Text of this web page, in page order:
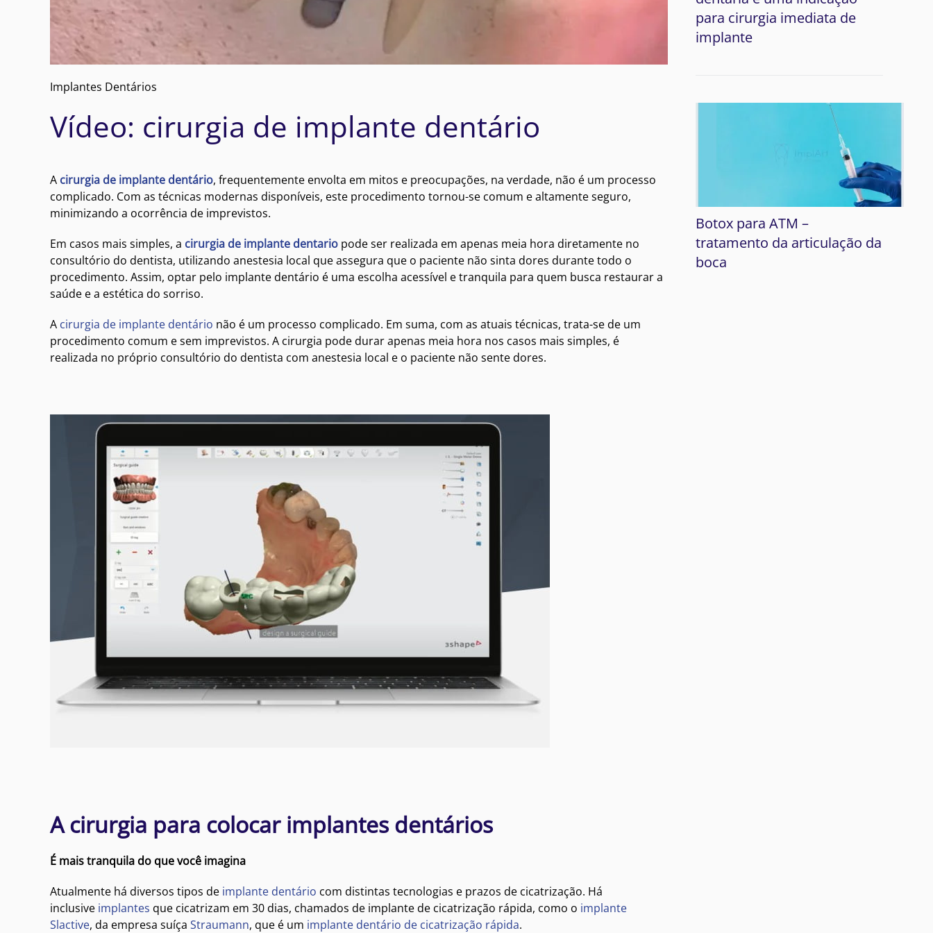
Implantes Dentários
Vídeo: cirurgia de implante dentário
A cirurgia de implante dentário, frequentemente envolta em mitos e preocupações, na verdade, não é um processo
complicado. Com as técnicas modernas disponíveis, este procedimento tornou-se comum e altamente seguro,
minimizando a ocorrência de imprevistos.
Em casos mais simples, a cirurgia de implante dentario pode ser realizada em apenas meia hora diretamente no
consultório do dentista, utilizando anestesia local que assegura que o paciente não sinta dores durante todo o
procedimento. Assim, optar pelo implante dentário é uma escolha acessível e tranquila para quem busca restaurar a
saúde e a estética do sorriso.
A cirurgia de implante dentário não é um processo complicado. Em suma, com as atuais técnicas, trata-se de um
procedimento comum e sem imprevistos. A cirurgia pode durar apenas meia hora nos casos mais simples, é
realizada no próprio consultório do dentista com anestesia local e o paciente não sente dores.
A cirurgia para colocar implantes dentários
É mais tranquila do que você imagina
Atualmente há diversos tipos de implante dentário com distintas tecnologias e prazos de cicatrização. Há
inclusive implantes que cicatrizam em 30 dias, chamados de implante de cicatrização rápida, como o implante
Slactive, da empresa suíça Straumann, que é um implante dentário de cicatrização rápida.
para cirurgia imediata de
implante
Botox para ATM –
tratamento da articulação da
boca